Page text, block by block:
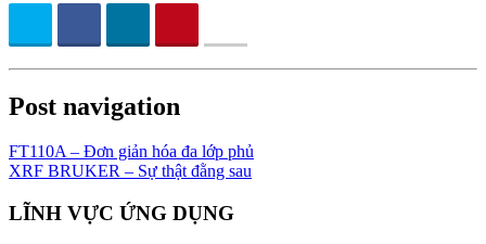
Post navigation
FT110A – Đơn giản hóa đa lớp phủ
XRF BRUKER – Sự thật đằng sau
LĨNH VỰC ỨNG DỤNG